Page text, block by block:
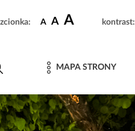
A A A kontrast:
MAPA STRONY